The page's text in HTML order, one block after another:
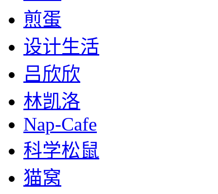
煎蛋
设计生活
吕欣欣
林凯洛
Nap-Cafe
科学松鼠
猫窝